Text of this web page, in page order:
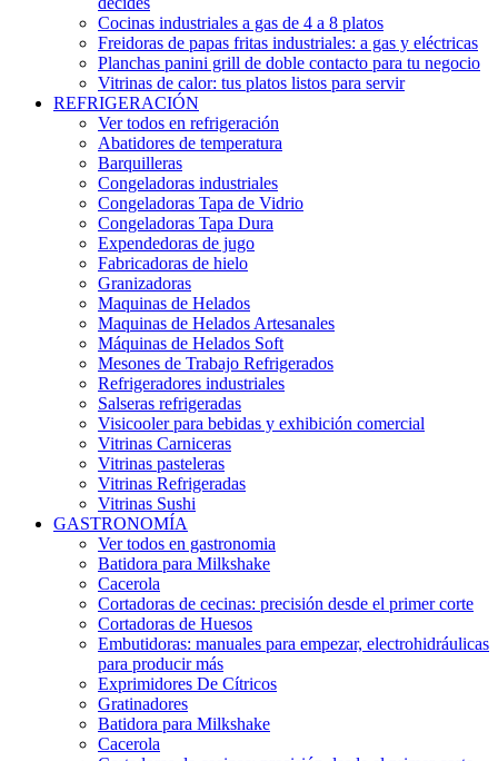
Cocinas industriales a gas de 4 a 8 platos
Freidoras de papas fritas industriales: a gas y eléctricas
Planchas panini grill de doble contacto para tu negocio
Vitrinas de calor: tus platos listos para servir
REFRIGERACIÓN
Ver todos en refrigeración
Abatidores de temperatura
Barquilleras
Congeladoras industriales
Congeladoras Tapa de Vidrio
Congeladoras Tapa Dura
Expendedoras de jugo
Fabricadoras de hielo
Granizadoras
Maquinas de Helados
Maquinas de Helados Artesanales
Máquinas de Helados Soft
Mesones de Trabajo Refrigerados
Refrigeradores industriales
Salseras refrigeradas
Visicooler para bebidas y exhibición comercial
Vitrinas Carniceras
Vitrinas pasteleras
Vitrinas Refrigeradas
Vitrinas Sushi
GASTRONOMÍA
Ver todos en gastronomia
Batidora para Milkshake
Cacerola
Cortadoras de cecinas: precisión desde el primer corte
Cortadoras de Huesos
Embutidoras: manuales para empezar, electrohidráulicas
para producir más
Exprimidores De Cítricos
Gratinadores
Batidora para Milkshake
Cacerola